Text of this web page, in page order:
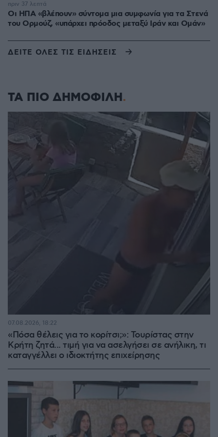
Οι ΗΠΑ «βλέπουν» σύντομα μια συμφωνία για τα Στενά
του Ορμούζ, «υπάρχει πρόοδος μεταξύ Ιράν και Ομάν»
πριν 37 λεπτά
ΔΕΙΤΕ ΟΛΕΣ ΤΙΣ ΕΙΔΗΣΕΙΣ
ΤΑ ΠΙΟ ΔΗΜΟΦΙΛΗ
«Πόσα θέλεις για το κορίτσι;»: Τουρίστας στην
Κρήτη ζητά... τιμή για να ασελγήσει σε ανήλικη, τι
καταγγέλλει ο ιδιοκτήτης επιχείρησης
07.08.2026, 18:22